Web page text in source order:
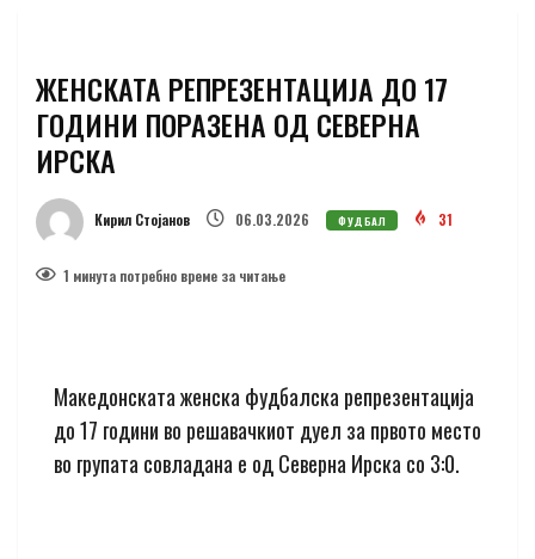
ЖЕНСКАТА РЕПРЕЗЕНТАЦИЈА ДО 17
ГОДИНИ ПОРАЗЕНА ОД СЕВЕРНА
ИРСКА
Кирил Стојанов 06.03.2026 ФУДБАЛ 31
1 минутa потребно време за читање
Македонската женска фудбалска репрезентација
до 17 години во решавачкиот дуел за првото место
во групата совладана е од Северна Ирска со 3:0.